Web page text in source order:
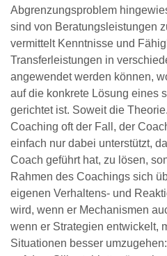
Abgrenzungsproblem
sind von Beratungsleistungen
vermittelt Kenntnisse und
Transferleistungen in
angewendet werden können,
auf die konkrete Lösung eines
gerichtet ist. Soweit die
Coaching oft der Fall, der
einfach nur dabei unterstützt,
Coach geführt hat, zu lösen,
Rahmen des Coachings sich
eigenen Verhaltens- und
wird, wenn er Mechanismen
wenn er Strategien entwickelt,
Situationen besser